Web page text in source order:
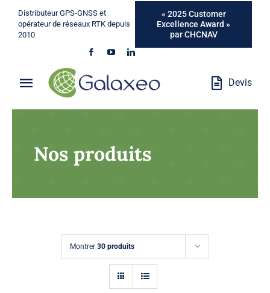
Passer
contenu
Distributeur GPS-GNSS et
opérateur de réseaux RTK depuis
2010
« 2025 Customer
Excellence Award »
par CHCNAV
Toggle
Navigation
Métiers
Devis
Nos produits
Montrer 30 produits